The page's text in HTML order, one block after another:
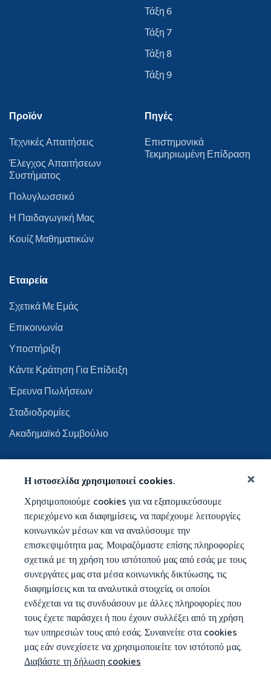
Η ιστοσελίδα χρησιμοποιεί cookies.
Χρησιμοποιούμε cookies για να εξατομικεύσουμε
περιεχόμενο και διαφημίσεις, να παρέχουμε λειτουργίες
κοινωνικών μέσων και να αναλύσουμε την
επισκεψιμότητα μας. Μοιραζόμαστε επίσης πληροφορίες
σχετικά με τη χρήση του ιστότοπού μας από εσάς με τους
συνεργάτες μας στα μέσα κοινωνικής δικτύωσης, τις
διαφημίσεις και τα αναλυτικά στοιχεία, οι οποίοι
ενδέχεται να τις συνδυάσουν με άλλες πληροφορίες που
τους έχετε παράσχει ή που έχουν συλλέξει από τη χρήση
των υπηρεσιών τους από εσάς. Συναινείτε στα cookies
μας εάν συνεχίσετε να χρησιμοποιείτε τον ιστότοπό μας.
Διαβάστε τη δήλωση cookies
Τάξη 6
Τάξη 7
Τάξη 8
Τάξη 9
Προϊόν
Τεχνικές Απαιτήσεις
Έλεγχος Απαιτήσεων
Συστήματος
Πολυγλωσσικό
Η Παιδαγωγική Μας
Κουίζ Μαθηματικών
Πηγές
Επιστημονικά
Τεκμηριωμένη Επίδραση
Εταιρεία
Σχετικά Με Εμάς
Επικοινωνία
Υποστήριξη
Κάντε Κράτηση Για Επίδειξη
Έρευνα Πωλήσεων
Σταδιοδρομίες
Ακαδημαϊκό Συμβούλιο